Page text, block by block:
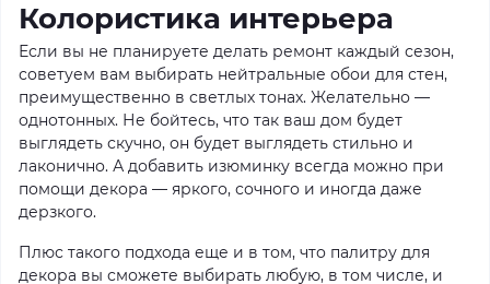
Колористика интерьера
Если вы не планируете делать ремонт каждый сезон,
советуем вам выбирать нейтральные обои для стен,
преимущественно в светлых тонах. Желательно —
однотонных. Не бойтесь, что так ваш дом будет
выглядеть скучно, он будет выглядеть стильно и
лаконично. А добавить изюминку всегда можно при
помощи декора — яркого, сочного и иногда даже
дерзкого.
Плюс такого подхода еще и в том, что палитру для
декора вы сможете выбирать любую, в том числе, и